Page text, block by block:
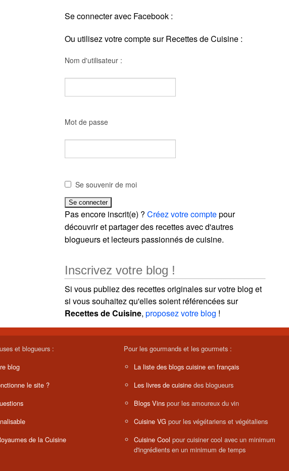
Se connecter avec Facebook :
Ou utilisez votre compte sur Recettes de Cuisine :
Nom d'utilisateur :
Mot de passe
Se souvenir de moi
Pas encore inscrit(e) ?Créez votre comptepour
découvrir et partager des recettes avec d'autres
blogueurs et lecteurs passionnés de cuisine.
Inscrivez votre blog !
Si vous publiez des recettes originales sur votre blog et
si vous souhaitez qu'elles soient référencées sur
Recettes de Cuisine,proposez votre blog !
et blogueurs :
blog
le site ?
de la Cuisine
Pour les gourmands et les gourmets :
La liste des blogs cuisine en français
Les livres de cuisine des blogueurs
Blogs Vins pour les amoureux du vin
Cuisine VG pour les végétariens et végétaliens
Cuisine Cool pour cuisiner cool avec un minimum
d'ingrédients en un minimum de temps